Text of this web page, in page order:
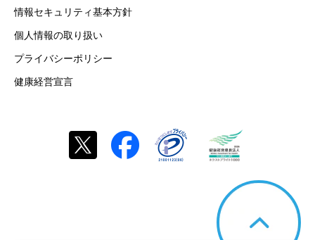
情報セキュリティ基本方針
個人情報の取り扱い
プライバシーポリシー
健康経営宣言